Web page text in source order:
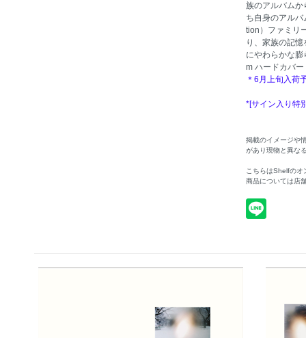
族のアルバムか
ち自身のアル
tion）ファミリ
り、家族の記
にやわらかな
m ハードカバ
＊6月上旬入荷
*[サイン入り特
掲載のイメージや
があり現物と異な
こちらはShelfのオ
商品については店